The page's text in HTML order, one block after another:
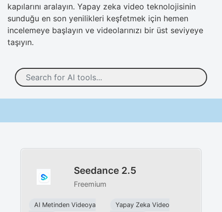
kapılarını aralayın. Yapay zeka video teknolojisinin
sunduğu en son yenilikleri keşfetmek için hemen
incelemeye başlayın ve videolarınızı bir üst seviyeye
taşıyın.
Seedance 2.5
Freemium
AI Metinden Videoya
Yapay Zeka Video